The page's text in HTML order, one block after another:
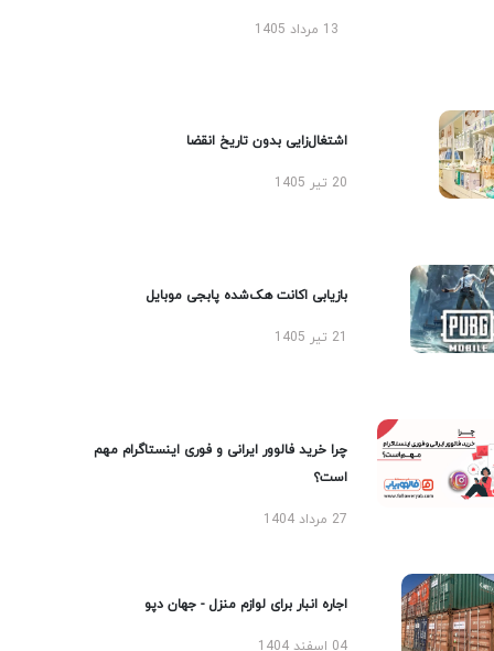
13 مرداد 1405
اشتغال‌زایی بدون تاریخ انقضا
20 تیر 1405
بازیابی اکانت هک‌شده پابجی موبایل
چرا خرید فالوور ایرانی و فوری اینستاگرام مهم
است؟
27 مرداد 1404
اجاره انبار برای لوازم منزل - جهان دپو
04 اسفند 1404